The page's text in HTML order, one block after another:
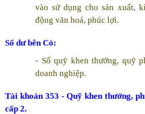
vào sử dụng cho sản xuất,
động văn hoá, phúc lợi.
Số dư bên Có:
- Số quỹ khen thưởng, quỹ
doanh nghiệp.
Tài khoản 353 - Quỹ khen thưởng,
cấp 2.